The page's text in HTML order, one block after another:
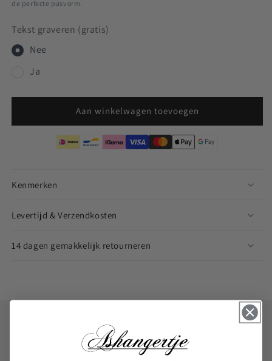
de perfecte pasvorm.
Tekst graveren (gratis)
Nee
Ja
Aan winkelwagen toevoegen
Kenmerken
Levertijd & Verzendkosten
14 dagen gemakkelijk retourneren
Echte reviews van echte klanten
Geverifieerde reviews